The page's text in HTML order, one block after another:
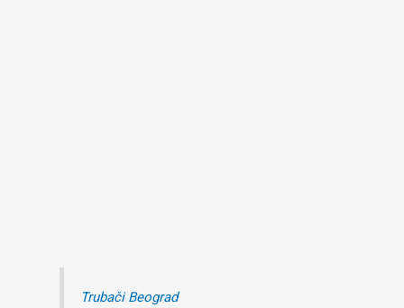
Trubači Beograd